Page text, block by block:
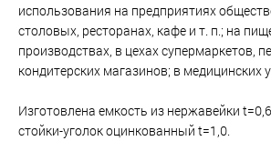
использования на предприятиях
столовых, ресторанах, кафе и т. п.; на
производствах, в цехах супермаркетов,
кондитерских магазинов; в медицинских
Изготовлена емкость из нержавейки
стойки-уголок оцинкованный t=1,0.